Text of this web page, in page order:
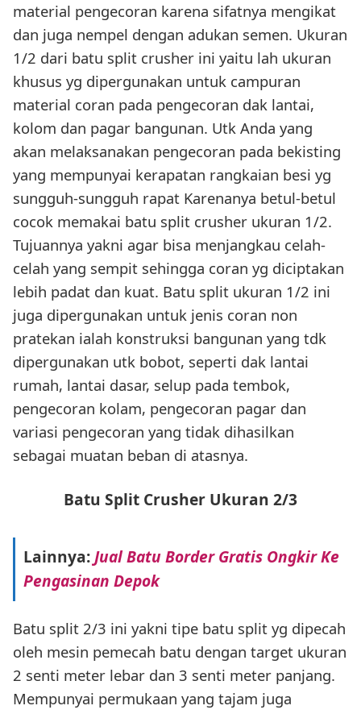
material pengecoran karena sifatnya mengikat
dan juga nempel dengan adukan semen. Ukuran
1/2 dari batu split crusher ini yaitu lah ukuran
khusus yg dipergunakan untuk campuran
material coran pada pengecoran dak lantai,
kolom dan pagar bangunan. Utk Anda yang
akan melaksanakan pengecoran pada bekisting
yang mempunyai kerapatan rangkaian besi yg
sungguh-sungguh rapat Karenanya betul-betul
cocok memakai batu split crusher ukuran 1/2.
Tujuannya yakni agar bisa menjangkau celah-
celah yang sempit sehingga coran yg diciptakan
lebih padat dan kuat. Batu split ukuran 1/2 ini
juga dipergunakan untuk jenis coran non
pratekan ialah konstruksi bangunan yang tdk
dipergunakan utk bobot, seperti dak lantai
rumah, lantai dasar, selup pada tembok,
pengecoran kolam, pengecoran pagar dan
variasi pengecoran yang tidak dihasilkan
sebagai muatan beban di atasnya.
Batu Split Crusher Ukuran 2/3
Lainnya:Jual Batu Border Gratis Ongkir Ke
Pengasinan Depok
Batu split 2/3 ini yakni tipe batu split yg dipecah
oleh mesin pemecah batu dengan target ukuran
2 senti meter lebar dan 3 senti meter panjang.
Mempunyai permukaan yang tajam juga